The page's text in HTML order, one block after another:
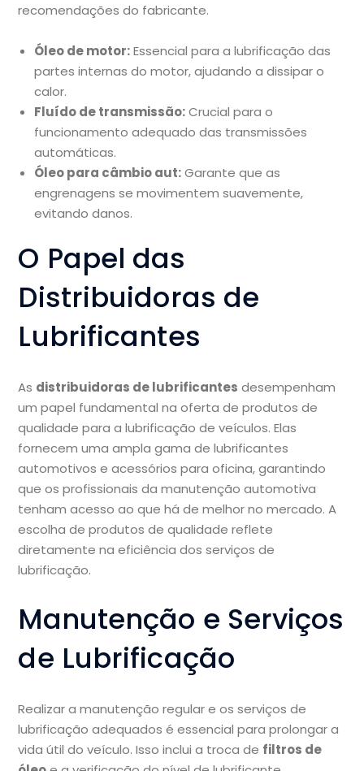
recomendações do fabricante.
Óleo de motor:Essencial para a lubrificação das
partes internas do motor, ajudando a dissipar o
calor.
Fluído de transmissão:Crucial para o
funcionamento adequado das transmissões
automáticas.
Óleo para câmbio aut:Garante que as
engrenagens se movimentem suavemente,
evitando danos.
O Papel das
Distribuidoras de
Lubrificantes
As distribuidoras de lubrificantes desempenham
um papel fundamental na oferta de produtos de
qualidade para a lubrificação de veículos. Elas
fornecem uma ampla gama de lubrificantes
automotivos e acessórios para oficina, garantindo
que os profissionais da manutenção automotiva
tenham acesso ao que há de melhor no mercado. A
escolha de produtos de qualidade reflete
diretamente na eficiência dos serviços de
lubrificação.
Manutenção e Serviços
de Lubrificação
Realizar a manutenção regular e os serviços de
lubrificação adequados é essencial para prolongar a
vida útil do veículo. Isso inclui a troca de filtros de